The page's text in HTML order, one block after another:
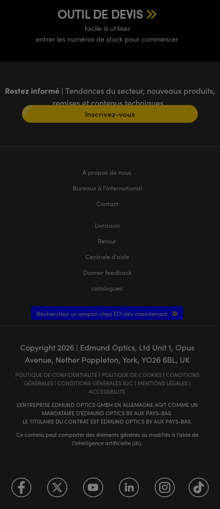
OUTIL DE DEVIS
facile à utiliser
entrer les numéros de stock pour commencer
Restez informé | Tendances du secteur, nouveaux produits,
remises et contenus techniques
Inscrivez-vous
À propos de nous
Bureaux à l’international
Contact
Livraison
Retour
Centrale d’aide
Donner feedback
catalogues
Recherchez un emploi chez EO dès maintenant
Copyright 2026| Edmund Optics, Ltd Unit 1, Opus
Avenue, Nether Poppleton, York, YO26 6BL, UK
POLITIQUE DE CONFIDENTIALITÉ| POLITIQUE DE COOKIES| CONDITIONS
GÉNÈRALES| CONDITIONS GÉNÈRALES B2C | MENTIONS LÉGALES|
ACCESSIBILITÉ
L'ENTREPRISE EDMUND OPTICS GMBH EN ALLEMAGNE AGIT COMME UN
MANDATAIRE D'EDMUND OPTICS BV AUX PAYS-BAS.
LE TITULAIRE DU CONTRAT EST EDMUND OPTICS BV AUX PAYS-BAS.
Ce contenu peut comporter des éléments générés ou modifiés à l'aide de
l'intelligence artificielle (IA).